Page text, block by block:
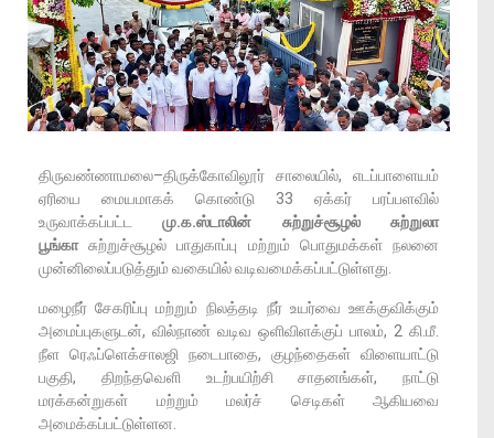
திருவண்ணாமலை–திருக்கோவிலூர் சாலையில், எடப்பாளையம்
ஏரியை மையமாகக் கொண்டு 33 ஏக்கர் பரப்பளவில்
உருவாக்கப்பட்டமு.க.ஸ்டாலின் சுற்றுச்சூழல் சுற்றுலா
பூங்காசுற்றுச்சூழல் பாதுகாப்பு மற்றும் பொதுமக்கள் நலனை
முன்னிலைப்படுத்தும் வகையில் வடிவமைக்கப்பட்டுள்ளது.
மழைநீர் சேகரிப்பு மற்றும் நிலத்தடி நீர் உயர்வை ஊக்குவிக்கும்
அமைப்புகளுடன், வில்நாண் வடிவ ஒளிவிளக்குப் பாலம், 2 கி.மீ.
நீள ரெஃப்ளெக்சாலஜி நடைபாதை, குழந்தைகள் விளையாட்டு
பகுதி, திறந்தவெளி உடற்பயிற்சி சாதனங்கள், நாட்டு
மரக்கன்றுகள் மற்றும் மலர்ச் செடிகள் ஆகியவை
அமைக்கப்பட்டுள்ளன.